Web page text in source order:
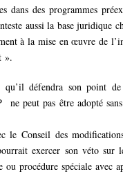
dans des programmes
aussi la base juridique
à la mise en œuvre de
».
défendra son point
peut pas être adopté
Conseil des
exercer son véto sur
procédure spéciale avec